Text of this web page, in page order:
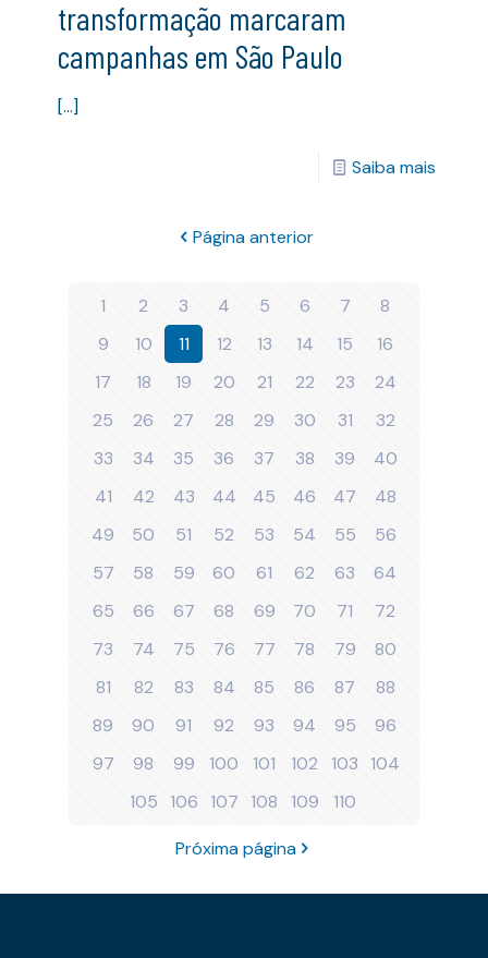
transformação marcaram
campanhas em São Paulo
[…]
Saiba mais
Página anterior
1 2 3 4 5 6 7
8
9
10 11 12 13 14 15
16
17
18 19 20 21 22 23
24
25
26 27 28 29 30 31
32
33
34 35 36 37 38 39
40
41
42 43 44 45 46 47
48
49
50 51 52 53 54 55
56
57
58 59 60 61 62 63
64
65
66 67 68 69 70 71
72
73
74 75 76 77 78 79
80
81
82 83 84 85 86 87
88
89
90 91 92 93 94 95
96
97
98 99 100 101 102 103 104
105
106 107 108 109 110
Próxima página